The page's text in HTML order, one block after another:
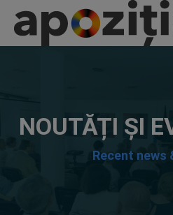
NOUTĂȚI ȘI
Recent news